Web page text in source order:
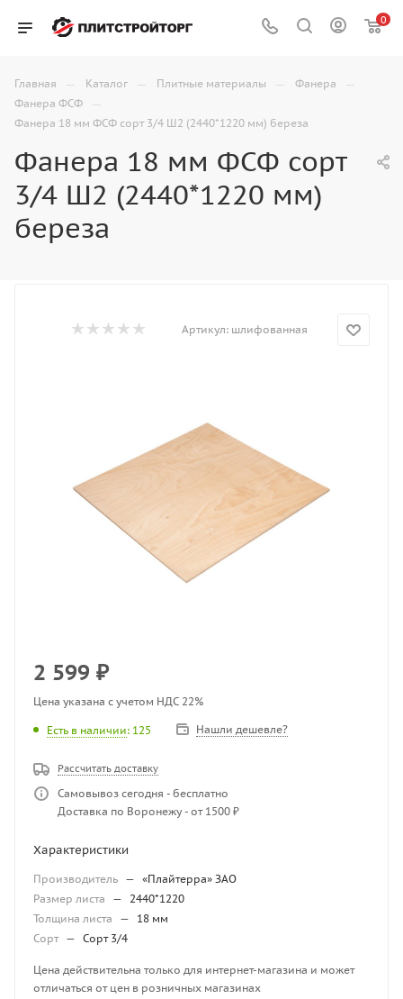
0
Главная — Каталог — Плитные материалы — Фанера —
Фанера ФСФ —
Фанера 18 мм ФСФ сорт 3/4 Ш2 (2440*1220 мм) береза
Фанера 18 мм ФСФ сорт
3/4 Ш2 (2440*1220 мм)
береза
Артикул: шлифованная
2 599 ₽
Цена указана с учетом НДС 22%
Есть в наличии: 125 Нашли дешевле?
Рассчитать доставку
Самовывоз сегодня - бесплатно
Доставка по Воронежу - от 1500 ₽
Характеристики
Производитель — «Плайтерра» ЗАО
Размер листа
— 2440*1220
Толщина листа
—
18 мм
Сорт — Сорт 3/4
Цена действительна только для интернет-магазина и может
отличаться от цен в розничных магазинах